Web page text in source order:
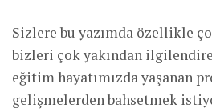
Sizlere bu yazımda özellikle
bizleri çok yakından
eğitim hayatımızda yaşanan
gelişmelerden bahsetmek